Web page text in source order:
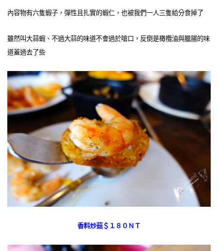
內容物有六隻蝦子，彈性且扎實的蝦仁，也被我們一人三隻給分食掉了
雖然叫大蒜蝦、不過大蒜的味道不會過於嗆口，反倒是橄欖油與臘腸的味
道蓋過去了些
香料炒菇＄１８０ＮＴ